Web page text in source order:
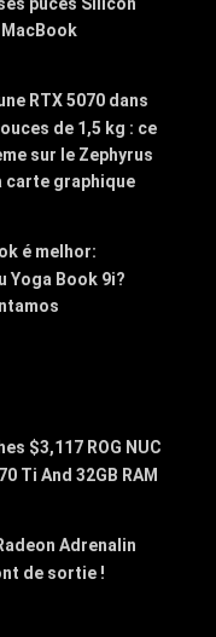
RTX 5070 dans
de 1,5 kg : ce
sur le Zephyrus
carte graphique
é melhor:
Yoga Book 9i?
$3,117 ROG NUC
Ti And 32GB RAM
Adrenalin
de sortie !